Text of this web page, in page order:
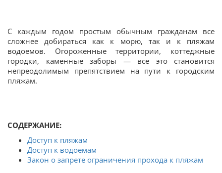
С каждым годом простым обычным гражданам все
сложнее добираться как к морю, так и к пляжам
водоемов. Огороженные территории, коттеджные
городки, каменные заборы — все это становится
непреодолимым препятствием на пути к городским
пляжам.
СОДЕРЖАНИЕ:
Доступ к пляжам
Доступ к водоемам
Закон о запрете ограничения прохода к пляжам